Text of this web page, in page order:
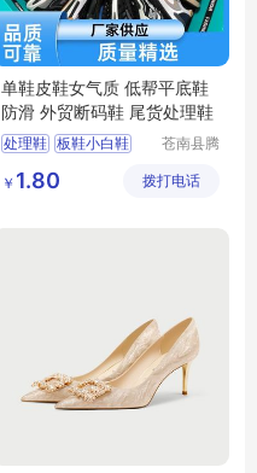
单鞋皮鞋女气质 低帮平底鞋
防滑 外贸断码鞋 尾货处理鞋
处理鞋 板鞋小白鞋
运动鞋男
苍南县腾
务商行
￥ 1.80 拨打电话